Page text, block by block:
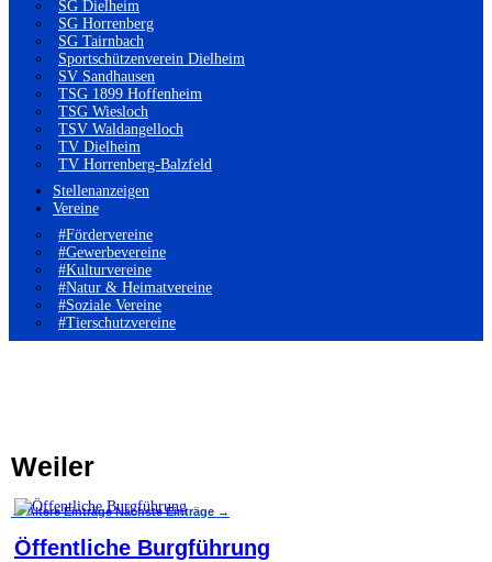
SG Dielheim
SG Horrenberg
SG Tairnbach
Sportschützenverein Dielheim
SV Sandhausen
TSG 1899 Hoffenheim
TSG Wiesloch
TSV Waldangelloch
TV Dielheim
TV Horrenberg-Balzfeld
Stellenanzeigen
Vereine
#Fördervereine
#Gewerbevereine
#Kulturvereine
#Natur & Heimatvereine
#Soziale Vereine
#Tierschutzvereine
Weiler
←Ältere Einträge Nächste Einträge →
Öffentliche Burgführung